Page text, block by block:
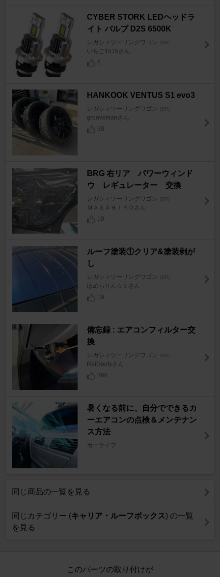
CYBER STORK LEDヘッドラ
イト バルブ D2S 6500K
レガシィツーリングワゴン [BR]
いちご1515さん
6
HANKOOK VENTUS S1 evo3
レガシィツーリングワゴン [BR]
groovemanさん
50
BRG 右リア パワーウィンド
ウ レギュレーター 交換
レガシィツーリングワゴン [BR]
ＭＡＳＡＨＩＲＯさん
10
ルーフ塗装①クリア&塗装剥が
し
レガシィツーリングワゴン [BR]
ほめらりん☆ミさん
19
備忘録 : エアコンフィルター交
換
レガシィツーリングワゴン [BR]
ReiGoofyさん
268
暑くなる前に、自分でできるカ
ーエアコンの点検＆メンテナン
ス方法
カーライフ
同じ商品の一覧を見る
同じカテゴリー (キャリア・ルーフボックス) の一覧
を見る
このパーツの取り付けが